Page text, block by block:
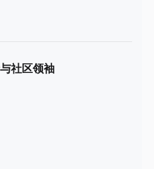
社区领袖